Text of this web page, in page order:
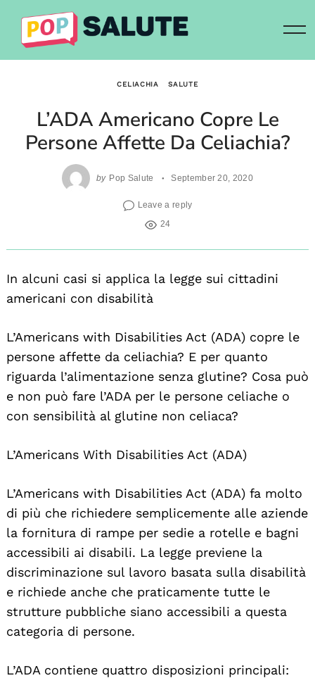
content
CELIACHIA SALUTE
L’ADA Americano Copre Le
Persone Affette Da Celiachia?
by Pop Salute September 20, 2020
Leave a reply
24
In alcuni casi si applica la legge sui cittadini
americani con disabilità
L’Americans with Disabilities Act (ADA) copre le
persone affette da celiachia? E per quanto
riguarda l’alimentazione senza glutine? Cosa può
e non può fare l’ADA per le persone celiache o
con sensibilità al glutine non celiaca?
L’Americans With Disabilities Act (ADA)
L’Americans with Disabilities Act (ADA) fa molto
di più che richiedere semplicemente alle aziende
la fornitura di rampe per sedie a rotelle e bagni
accessibili ai disabili. La legge previene la
discriminazione sul lavoro basata sulla disabilità
e richiede anche che praticamente tutte le
strutture pubbliche siano accessibili a questa
categoria di persone.
L’ADA contiene quattro disposizioni principali: